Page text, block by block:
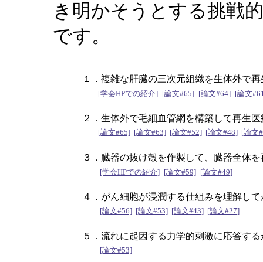
き明かそうとする挑戦
です。
１．複雑な肝臓の三次元組織を生体外で
[学会HPでの紹介] [論文#65] [論文#64] [論文
２．生体外で毛細血管網を構築して再生
[論文#65] [論文#63] [論文#52] [論文#48] [論文
３．臓器の抜け殻を作製して、臓器全体
[学会HPでの紹介] [論文#59] [論文#49]
４．がん細胞が浸潤する仕組みを理解し
[論文#56] [論文#53] [論文#43] [論文#27]
５．流れに起因する力学的刺激に応答す
[論文#53]